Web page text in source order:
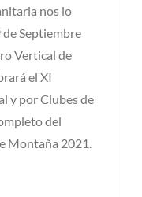
nos lo
Septiembre
Vertical de
el XI
y por Clubes de
del
Montaña 2021.